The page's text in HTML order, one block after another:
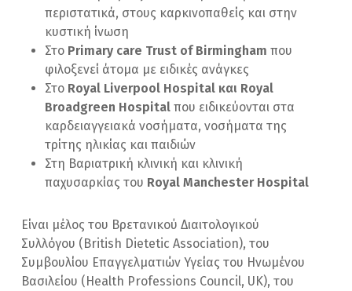
περιστατικά, στους καρκινοπαθείς και στην
κυστική ίνωση
Στο Primary care Trust of Birmingham που
φιλοξενεί άτομα με ειδικές ανάγκες
Στο Royal Liverpool Hospital και Royal
Broadgreen Hospital που ειδικεύονται στα
καρδειαγγειακά νοσήματα, νοσήματα της
τρίτης ηλικίας και παιδιών
Στη Βαριατρική κλινική και κλινική
παχυσαρκίας του Royal Manchester Hospital
Είναι μέλος του Βρετανικού Διαιτολογικού
Συλλόγου (British Dietetic Association), του
Συμβουλίου Επαγγελματιών Υγείας του Ηνωμένου
Βασιλείου (Ηealth Professions Council, UK), του